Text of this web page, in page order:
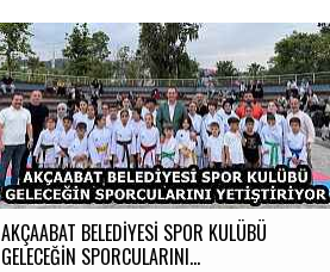
AKÇAABAT BELEDİYESİ SPOR KULÜBÜ
GELECEĞİN SPORCULARINI...